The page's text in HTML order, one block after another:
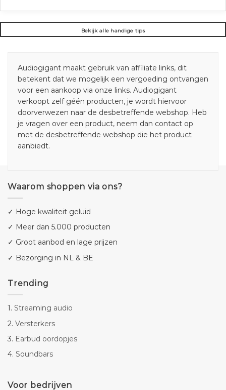
Bekijk alle handige tips
Audiogigant maakt gebruik van affiliate links, dit
betekent dat we mogelijk een vergoeding ontvangen
voor een aankoop via onze links. Audiogigant
verkoopt zelf géén producten, je wordt hiervoor
doorverwezen naar de desbetreffende webshop. Heb
je vragen over een product, neem dan contact op
met de desbetreffende webshop die het product
aanbiedt.
Waarom shoppen via ons?
✓ Hoge kwaliteit geluid
✓ Meer dan 5.000 producten
✓ Groot aanbod en lage prijzen
✓ Bezorging in NL & BE
Trending
1. Streaming audio
2. Versterkers
3. Earbud oordopjes
4. Soundbars
Voor bedrijven